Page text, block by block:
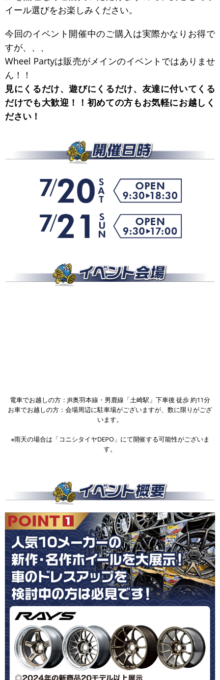
イール選びをお楽しみください。
今回のイベント開催中のご購入は実際かなりお得で
すが、、、
Wheel Partyは販売がメインのイベントではありませ
ん！！
見にくるだけ、遊びにくるだけ、友達に付いてくる
だけでも大歓迎！！初めての方もお気軽にお越しく
ださい！
電車でお越しの方：JR奥羽本線・男鹿線「土崎駅」下車後 徒歩 約11分
お車でお越しの方：会場周辺に駐車場がございますが、数に限りがござ
います。
※雨天の場合は「コニシタイヤDEPO」にて開催する可能性がございま
す。